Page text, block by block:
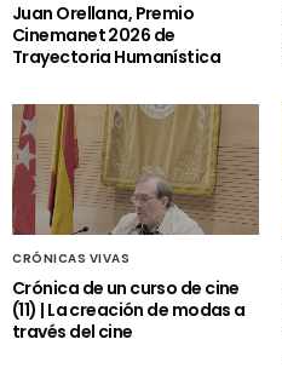
Juan Orellana, Premio
Cinemanet 2026 de
Trayectoria Humanística
CRÓNICAS VIVAS
Crónica de un curso de cine
(11) | La creación de modas a
través del cine